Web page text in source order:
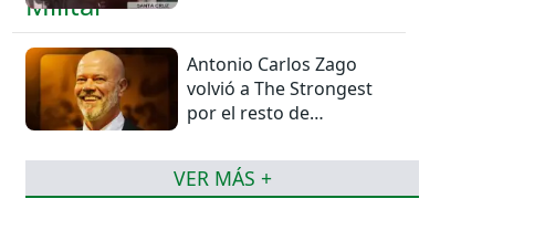
Antonio Carlos Zago
volvió a The Strongest
por el resto de
VER MÁS +